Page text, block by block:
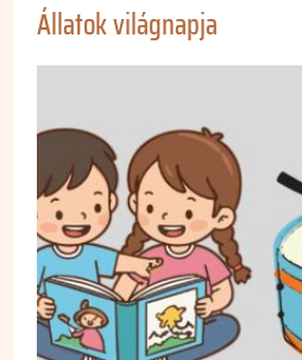
Állatok világnapja